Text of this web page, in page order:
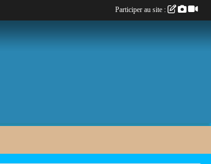
Participer au site :